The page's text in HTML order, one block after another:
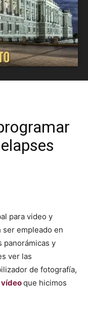
para video y
empleado en
panorámicas y
ver las
de fotografía,
vídeoque hicimos